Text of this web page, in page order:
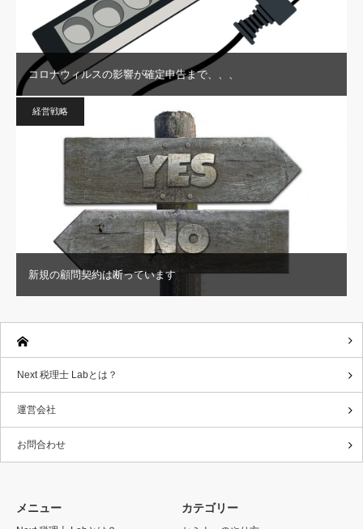
コロナウィルスの影響が確定申告まで、、、
経営戦略
新規の顧問契約は断っています
Next 税理士 Labとは？
運営会社
お問合わせ
メニュー カテゴリー